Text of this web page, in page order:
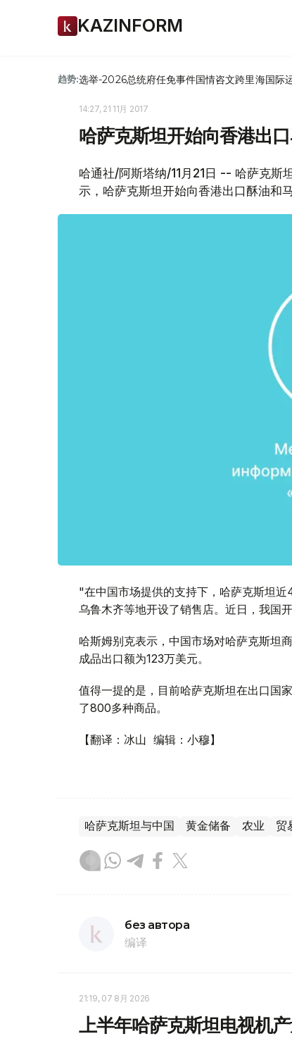
KAZINFORM
趋势:选举-2026总统府任免事件国情咨文跨里海国际
14:27, 21 11月 2017
哈萨克斯坦开始向香港出
哈通社/阿斯塔纳/11月21日 -- 哈萨克斯
示，哈萨克斯坦开始向香港出口酥油和
"在中国市场提供的支持下，哈萨克斯坦
乌鲁木齐等地开设了销售店。近日，我国
哈斯姆别克表示，中国市场对哈萨克斯坦
成品出口额为123万美元。
值得一提的是，目前哈萨克斯坦在出口国
了800多种商品。
【翻译：冰山 编辑：小穆】
哈萨克斯坦与中国 黄金储备 农业 贸
без автора
编译
21:19, 07 8月 2026
上半年哈萨克斯坦电视机